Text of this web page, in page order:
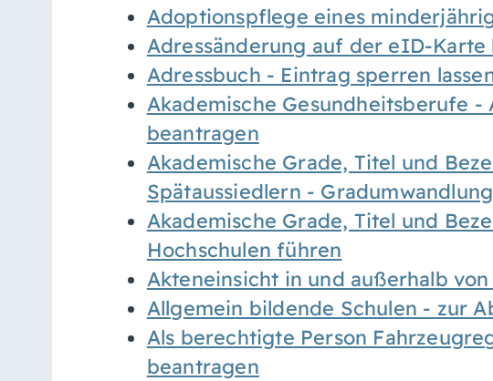
Adoptionspflege eines
Adressänderung auf der eID-Karte
Adressbuch - Eintrag sperren
Akademische Gesundheitsberufe
beantragen
Akademische Grade, Titel und
Spätaussiedlern -
Akademische Grade, Titel und
Hochschulen führen
Akteneinsicht in und außerhalb
Allgemein bildende Schulen - zur
Als berechtigte Person
beantragen